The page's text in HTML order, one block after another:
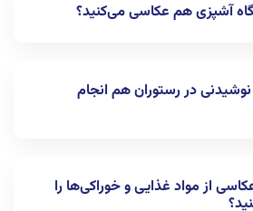
پایین صفحه اقدام کرده و یا با
آشپزی هم عکاسی می‌کنید؟
آموزشگاه آشپزی هم خدمات مختلفی
اطلاع از این خدمات می‌توانید با
صفحه تماس بگیرید.
در رستوران هم انجام
به سلیقه و نظر کارفرما انتخاب
از مواد غذایی و خوراکی‌ها را